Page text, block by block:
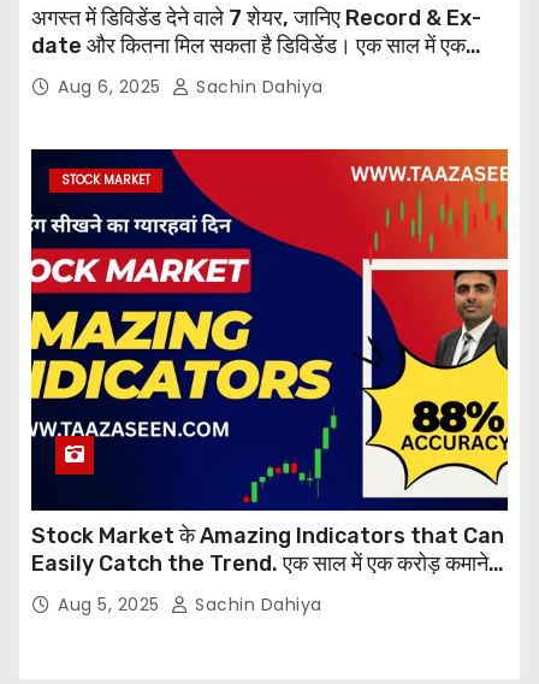
अगस्त में डिविडेंड देने वाले 7 शेयर, जानिए Record & Ex-
date और कितना मिल सकता है डिविडेंड। एक साल में एक
करोड़ कमाने का 12वां दिन
Aug 6, 2025 Sachin Dahiya
STOCK MARKET
Stock Market के Amazing Indicators that Can
Easily Catch the Trend. एक साल में एक करोड़ कमाने
का ग्यारहवां दिन
Aug 5, 2025 Sachin Dahiya